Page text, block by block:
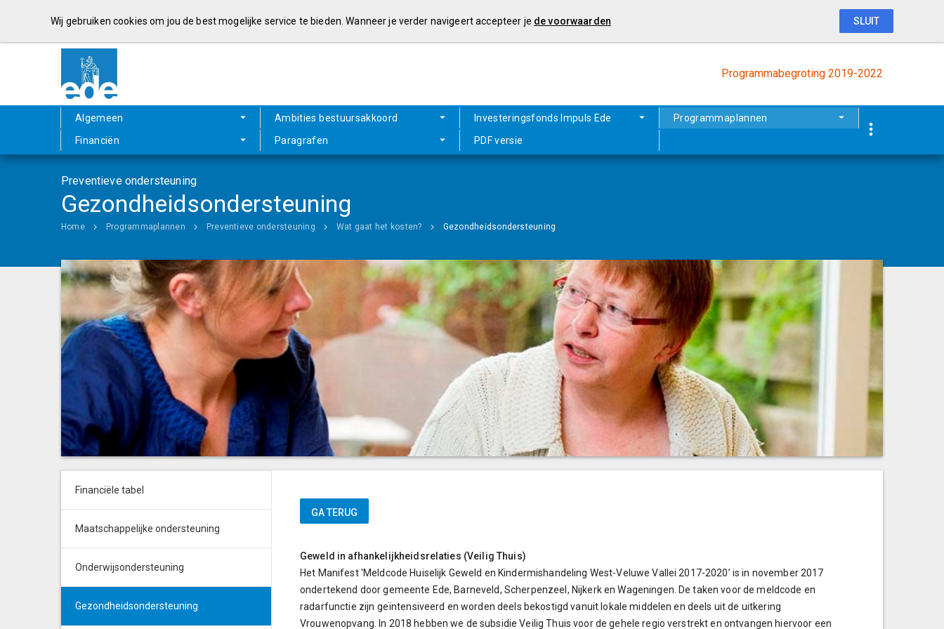
Programmabegroting 2019-2022
Algemeen Ambities bestuursakkoord Investeringsfonds Impuls Ede
Programmaplannen
Financiën
Paragrafen PDF versie
Preventieve ondersteuning
Gezondheidsondersteuning
Home Programmaplannen Preventieve ondersteuning Wat gaat het kosten? Gezondheidsondersteuning
Geweld in afhankelijkheidsrelaties (Veilig Thuis)
Het Manifest 'Meldcode Huiselijk Geweld en Kindermishandeling West-Veluwe Vallei 2017-2020’ is in november 2017
ondertekend door gemeente Ede, Barneveld, Scherpenzeel, Nijkerk en Wageningen. De taken voor de meldcode en
radarfunctie zijn geïntensiveerd en worden deels bekostigd vanuit lokale middelen en deels uit de uitkering
Vrouwenopvang. In 2018 hebben we de subsidie Veilig Thuis voor de gehele regio verstrekt en ontvangen hiervoor een
Financiële tabel
Maatschappelijke ondersteuning
Onderwijsondersteuning
Gezondheidsondersteuning
Wij gebruiken cookies om jou de best mogelijke service te bieden. Wanneer je verder navigeert accepteer je de voorwaarden SLUIT